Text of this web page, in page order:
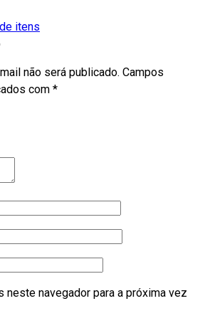
itens
não será publicado. Campos
com *
neste navegador para a próxima vez